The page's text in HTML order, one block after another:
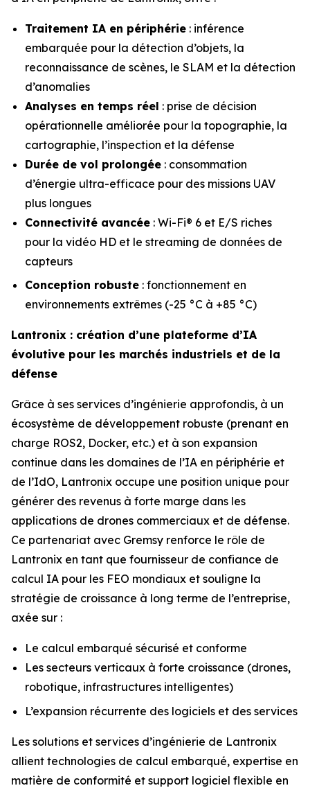
Traitement IA en périphérie : inférence
embarquée pour la détection d’objets, la
reconnaissance de scènes, le SLAM et la détection
d’anomalies
Analyses en temps réel : prise de décision
opérationnelle améliorée pour la topographie, la
cartographie, l’inspection et la défense
Durée de vol prolongée : consommation
d’énergie ultra-efficace pour des missions UAV
plus longues
Connectivité avancée : Wi-Fi® 6 et E/S riches
pour la vidéo HD et le streaming de données de
capteurs
Conception robuste : fonctionnement en
environnements extrêmes (-25 °C à +85 °C)
Lantronix : création d’une plateforme d’IA
évolutive pour les marchés industriels et de la
défense
Grâce à ses services d’ingénierie approfondis, à un
écosystème de développement robuste (prenant en
charge ROS2, Docker, etc.) et à son expansion
continue dans les domaines de l’IA en périphérie et
de l’IdO, Lantronix occupe une position unique pour
générer des revenus à forte marge dans les
applications de drones commerciaux et de défense.
Ce partenariat avec Gremsy renforce le rôle de
Lantronix en tant que fournisseur de confiance de
calcul IA pour les FEO mondiaux et souligne la
stratégie de croissance à long terme de l’entreprise,
axée sur :
Le calcul embarqué sécurisé et conforme
Les secteurs verticaux à forte croissance (drones,
robotique, infrastructures intelligentes)
L’expansion récurrente des logiciels et des services
Les solutions et services d’ingénierie de Lantronix
allient technologies de calcul embarqué, expertise en
matière de conformité et support logiciel flexible en